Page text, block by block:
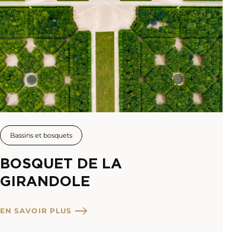
Bassins et bosquets
BOSQUET DE LA
GIRANDOLE
EN SAVOIR PLUS